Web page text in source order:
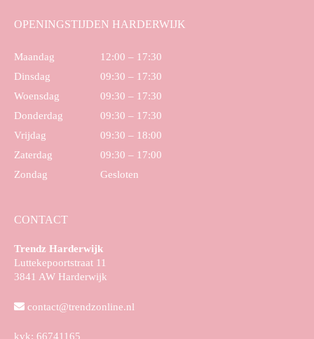
OPENINGSTIJDEN HARDERWIJK
Maandag
12:00 – 17:30
Dinsdag
09:30 – 17:30
Woensdag
09:30 – 17:30
Donderdag
09:30 – 17:30
Vrijdag
09:30 – 18:00
Zaterdag
09:30 – 17:00
Zondag
Gesloten
CONTACT
Trendz Harderwijk
Luttekepoortstraat 11
3841 AW Harderwijk
contact@trendzonline.nl
kvk: 66741165